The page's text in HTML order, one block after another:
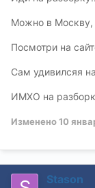
Можно в Москву,
Посмотри на
Сам удивилсяя
ИМХО на
Изменено10
Stason